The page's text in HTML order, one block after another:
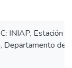
INIAP, Estación
Departamento de